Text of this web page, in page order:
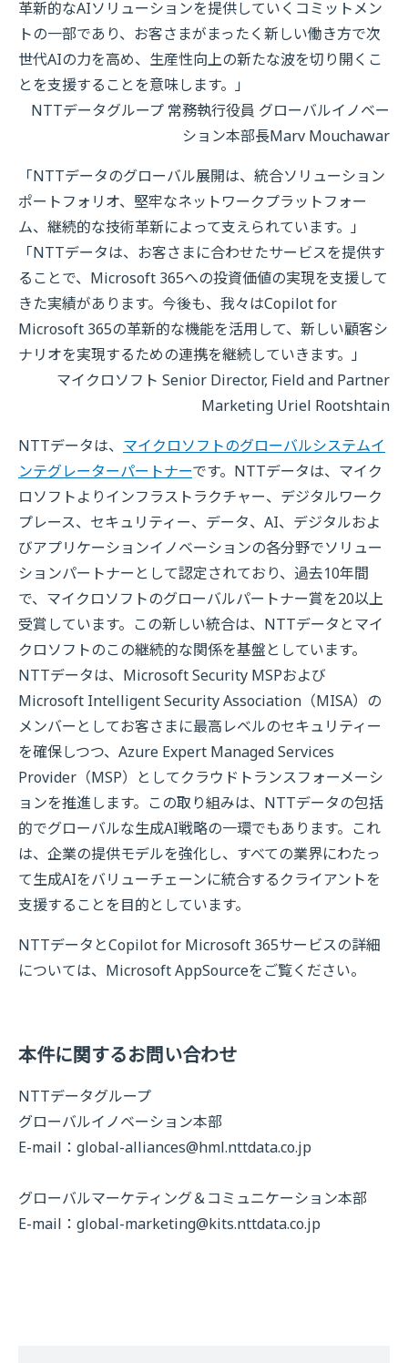
革新的なAIソリューションを提供していくコミットメン
トの一部であり、お客さまがまったく新しい働き方で次
世代AIの力を高め、生産性向上の新たな波を切り開くこ
とを支援することを意味します。」
NTTデータグループ 常務執行役員 グローバルイノベー
ション本部長Marv Mouchawar
「NTTデータのグローバル展開は、統合ソリューション
ポートフォリオ、堅牢なネットワークプラットフォー
ム、継続的な技術革新によって支えられています。」
「NTTデータは、お客さまに合わせたサービスを提供す
ることで、Microsoft 365への投資価値の実現を支援して
きた実績があります。今後も、我々はCopilot for
Microsoft 365の革新的な機能を活用して、新しい顧客シ
ナリオを実現するための連携を継続していきます。」
マイクロソフト Senior Director, Field and Partner
Marketing Uriel Rootshtain
NTTデータは、 マイクロソフトのグローバルシステムイ
ンテグレーターパートナーです。NTTデータは、マイク
ロソフトよりインフラストラクチャー、デジタルワーク
プレース、セキュリティー、データ、AI、デジタルおよ
びアプリケーションイノベーションの各分野でソリュー
ションパートナーとして認定されており、過去10年間
で、マイクロソフトのグローバルパートナー賞を20以上
受賞しています。この新しい統合は、NTTデータとマイ
クロソフトのこの継続的な関係を基盤としています。
NTTデータは、Microsoft Security MSPおよび
Microsoft Intelligent Security Association（MISA）の
メンバーとしてお客さまに最高レベルのセキュリティー
を確保しつつ、Azure Expert Managed Services
Provider（MSP）としてクラウドトランスフォーメーシ
ョンを推進します。この取り組みは、NTTデータの包括
的でグローバルな生成AI戦略の一環でもあります。これ
は、企業の提供モデルを強化し、すべての業界にわたっ
て生成AIをバリューチェーンに統合するクライアントを
支援することを目的としています。
NTTデータとCopilot for Microsoft 365サービスの詳細
については、Microsoft AppSourceをご覧ください。
本件に関するお問い合わせ
NTTデータグループ
グローバルイノベーション本部
E-mail： global-alliances@hml.nttdata.co.jp
グローバルマーケティング＆コミュニケーション本部
E-mail： global-marketing@kits.nttdata.co.jp